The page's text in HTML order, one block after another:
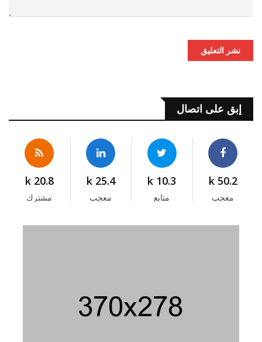
نشر التعليق
إبق على اتصال
50.2 k
معجب
10.3 k
متابع
25.4 k
معجب
20.8 k
مشترك